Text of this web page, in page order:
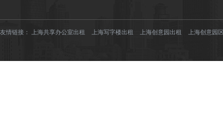
友情链接： 上海共享办公室出租 上海写字楼出租 上海创意园出租 上海创意园